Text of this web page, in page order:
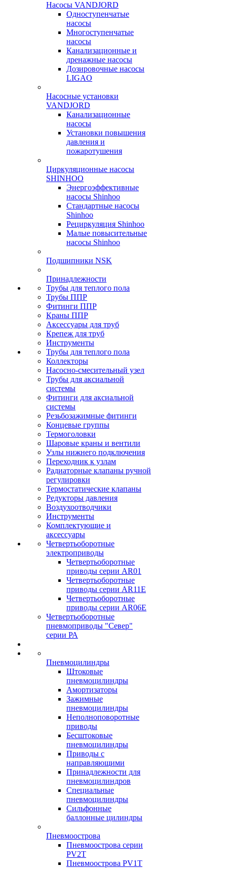
Насосы VANDJORD
Одноступенчатые
насосы
Многоступенчатые
насосы
Канализационные и
дренажные насосы
Дозировочные насосы
LIGAO
Насосные установки
VANDJORD
Канализационные
насосы
Установки повышения
давления и
пожаротушения
Циркуляционные насосы
SHINHOO
Энергоэффективные
насосы Shinhoo
Стандартные насосы
Shinhoo
Рециркуляция Shinhoo
Малые повысительные
насосы Shinhoo
Подшипники NSK
Принадлежности
Трубы для теплого пола
Трубы ППР
Фитинги ППР
Краны ППР
Аксессуары для труб
Крепеж для труб
Инструменты
Трубы для теплого пола
Коллекторы
Насосно-смесительный узел
Трубы для аксиальной
системы
Фитинги для аксиальной
системы
Резьбозажимные фитинги
Концевые группы
Термоголовки
Шаровые краны и вентили
Узлы нижнего подключения
Переходник к узлам
Радиаторные клапаны ручной
регулировки
Термостатические клапаны
Редукторы давления
Воздухоотводчики
Инструменты
Комплектующие и
аксессуары
Четвертьоборотные
электроприводы
Четвертьоборотные
приводы серии AR01
Четвертьоборотные
приводы серии AR11E
Четвертьоборотные
приводы серии AR06E
Четвертьоборотные
пневмоприводы "Север"
серии РА
Пневмоцилиндры
Штоковые
пневмоцилиндры
Амортизаторы
Зажимные
пневмоцилиндры
Неполноповоротные
приводы
Бесштоковые
пневмоцилиндры
Приводы с
направляющими
Принадлежности для
пневмоцилиндров
Специальные
пневмоцилиндры
Сильфонные
баллонные цилиндры
Пневмоострова
Пневмоострова серии
PV2T
Пневмоострова PV1T